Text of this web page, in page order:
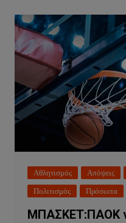
Αθλητισμός Απόψεις
Πολιτισμός
Πρόσωπα
ΜΠΑΣΚΕΤ:ΠΑΟΚ